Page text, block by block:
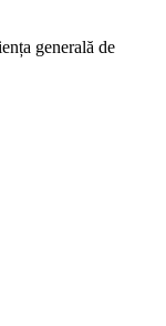
generală de